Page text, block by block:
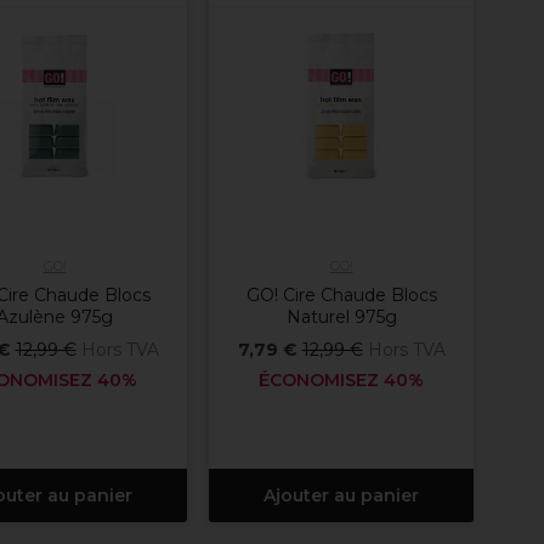
Chaude Blocs
975g
12,99 € Hors TVA
40%
au panier
GO! Cire Chaude Blocs
Naturel 975g
7,79 € 12,99 € Hors TVA
ÉCONOMISEZ 40%
Ajouter au panier